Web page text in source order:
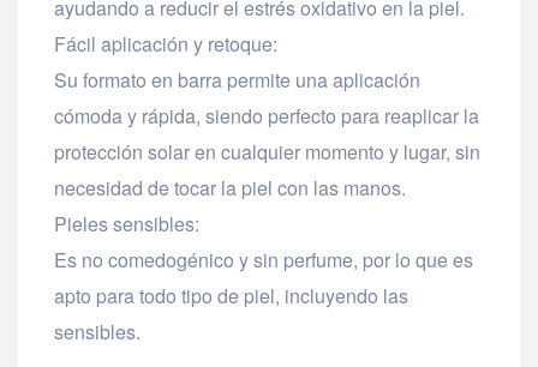
ayudando a reducir el estrés oxidativo en la piel.
Fácil aplicación y retoque:
Su formato en barra permite una aplicación
cómoda y rápida, siendo perfecto para reaplicar la
protección solar en cualquier momento y lugar, sin
necesidad de tocar la piel con las manos.
Pieles sensibles:
Es no comedogénico y sin perfume, por lo que es
apto para todo tipo de piel, incluyendo las
sensibles.